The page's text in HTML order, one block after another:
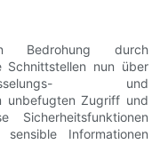
Bedrohung durch
Schnittstellen nun über
und
unbefugten Zugriff und
Sicherheitsfunktionen
Informationen